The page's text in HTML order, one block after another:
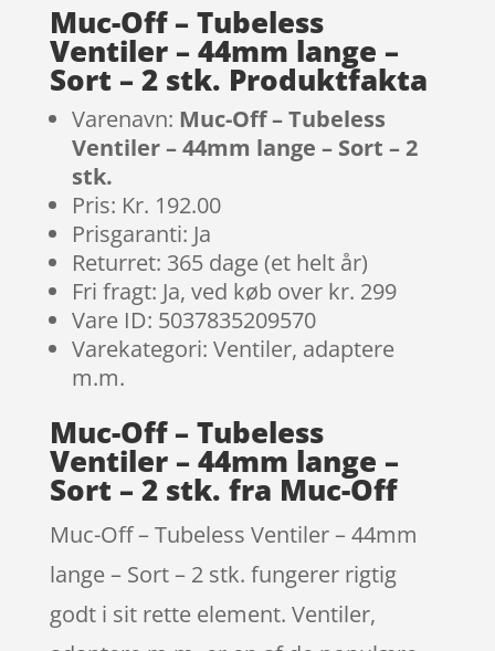
Muc-Off – Tubeless
Ventiler – 44mm lange –
Sort – 2 stk. Produktfakta
Varenavn: Muc-Off – Tubeless
Ventiler – 44mm lange – Sort – 2
stk.
Pris: Kr. 192.00
Prisgaranti: Ja
Returret: 365 dage (et helt år)
Fri fragt: Ja, ved køb over kr. 299
Vare ID: 5037835209570
Varekategori: Ventiler, adaptere
m.m.
Muc-Off – Tubeless
Ventiler – 44mm lange –
Sort – 2 stk. fra Muc-Off
Muc-Off – Tubeless Ventiler – 44mm
lange – Sort – 2 stk. fungerer rigtig
godt i sit rette element. Ventiler,